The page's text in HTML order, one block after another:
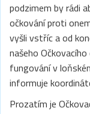
podzimem by rádi
očkování proti
vyšli vstříc a od
našeho
fungování v
informuje
Prozatím je